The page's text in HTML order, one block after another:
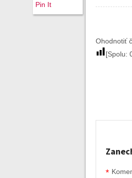
Ohodnotiť
[Spolu:
Pin It
*